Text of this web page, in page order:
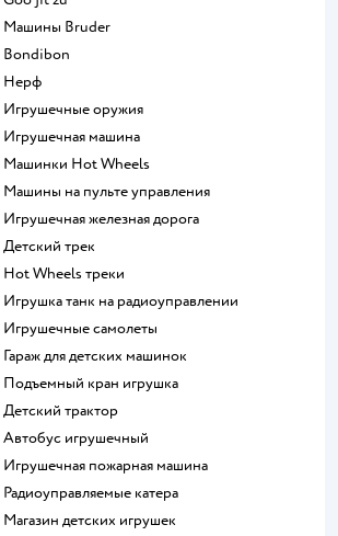
Машины Bruder
Bondibon
Нерф
Игрушечные оружия
Игрушечная машина
Машинки Hot Wheels
Машины на пульте управления
Игрушечная железная дорога
Детский трек
Hot Wheels треки
Игрушка танк на радиоуправлении
Игрушечные самолеты
Гараж для детских машинок
Подъемный кран игрушка
Детский трактор
Автобус игрушечный
Игрушечная пожарная машина
Радиоуправляемые катера
Магазин детских игрушек